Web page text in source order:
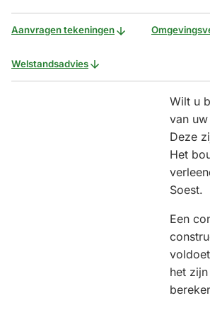
Aanvragen tekeningen
Welstandsadvies
Wilt u
van
Deze
Het
Soest.
Een
het